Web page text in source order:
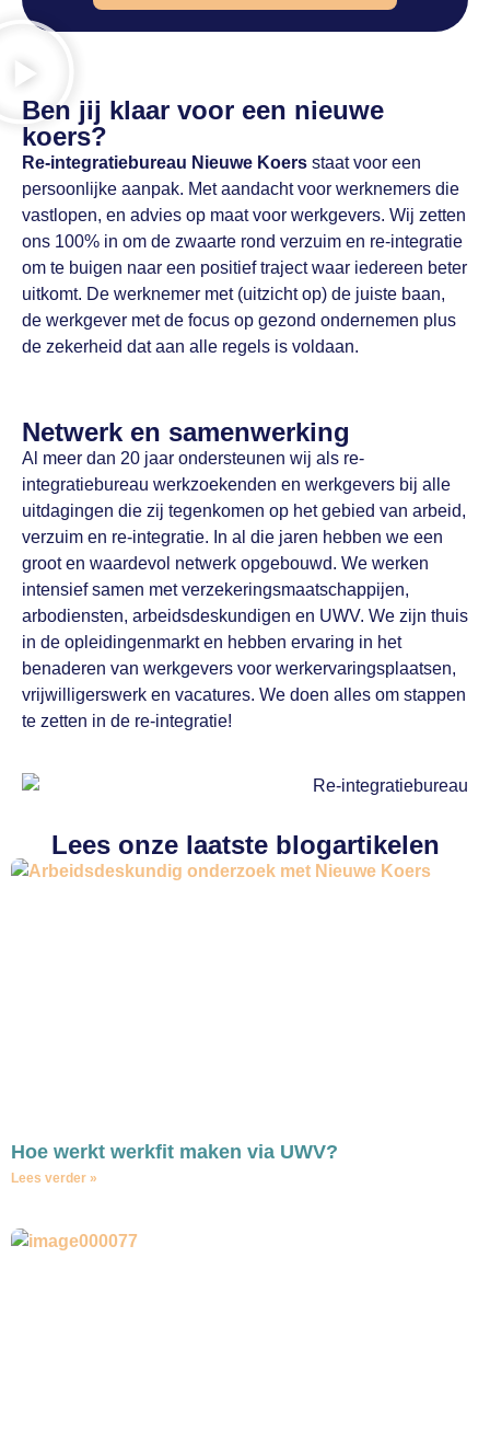
Ben jij klaar voor een nieuwe
koers?
Re-integratiebureau Nieuwe Koers staat voor een
persoonlijke aanpak. Met aandacht voor werknemers die
vastlopen, en advies op maat voor werkgevers. Wij zetten
ons 100% in om de zwaarte rond verzuim en re-integratie
om te buigen naar een positief traject waar iedereen beter
uitkomt. De werknemer met (uitzicht op) de juiste baan,
de werkgever met de focus op gezond ondernemen plus
de zekerheid dat aan alle regels is voldaan.
Netwerk en samenwerking
Al meer dan 20 jaar ondersteunen wij als re-
integratiebureau werkzoekenden en werkgevers bij alle
uitdagingen die zij tegenkomen op het gebied van arbeid,
verzuim en re-integratie. In al die jaren hebben we een
groot en waardevol netwerk opgebouwd. We werken
intensief samen met verzekeringsmaatschappijen,
arbodiensten, arbeidsdeskundigen en UWV. We zijn thuis
in de opleidingenmarkt en hebben ervaring in het
benaderen van werkgevers voor werkervaringsplaatsen,
vrijwilligerswerk en vacatures. We doen alles om stappen
te zetten in de re-integratie!
Lees onze laatste blogartikelen
Hoe werkt werkfit maken via UWV?
Lees verder »